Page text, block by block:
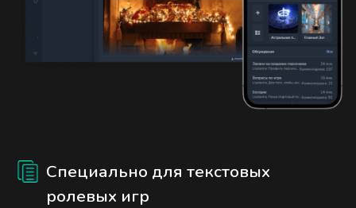
Специально для текстовых
ролевых игр